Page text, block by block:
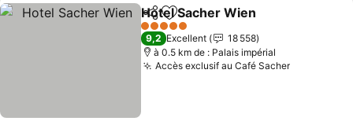
PartagerAjouter à mes favoris
Hotel Sacher Wien
5 Étoiles
9,2 Excellent
18 558
à 0.5 km de : Palais impérial
Accès exclusif au Café SacherConsulter